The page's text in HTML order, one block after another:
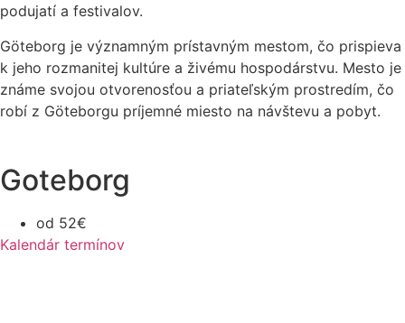
podujatí a festivalov.
Göteborg je významným prístavným mestom, čo prispieva
k jeho rozmanitej kultúre a živému hospodárstvu. Mesto je
známe svojou otvorenosťou a priateľským prostredím, čo
robí z Göteborgu príjemné miesto na návštevu a pobyt.
Goteborg
od 52€
Kalendár termínov